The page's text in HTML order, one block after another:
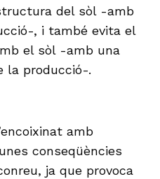
del sòl -amb
, i també evita el
el sòl -amb una
la producció-.
amb
conseqüències
ja que provoca